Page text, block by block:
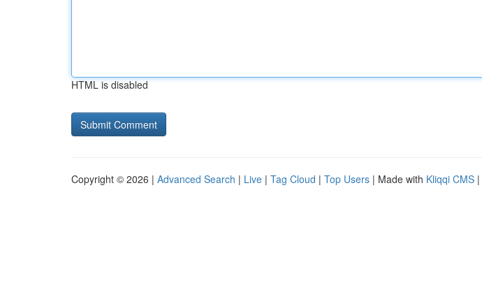
HTML is disabled
Copyright © 2026 | Advanced Search | Live | Tag Cloud | Top Users | Made with Kliqqi CMS |